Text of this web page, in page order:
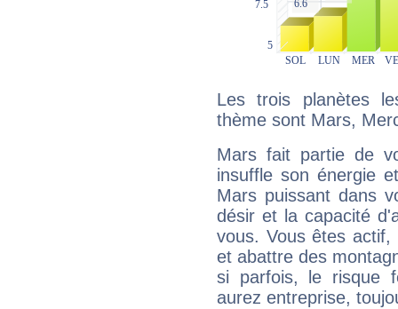
Les trois planètes
thème sont Mars,
Mars fait partie de
insuffle son énergie
Mars puissant dans
désir et la capacité
vous. Vous êtes
et abattre des
si parfois, le risque
aurez entreprise,